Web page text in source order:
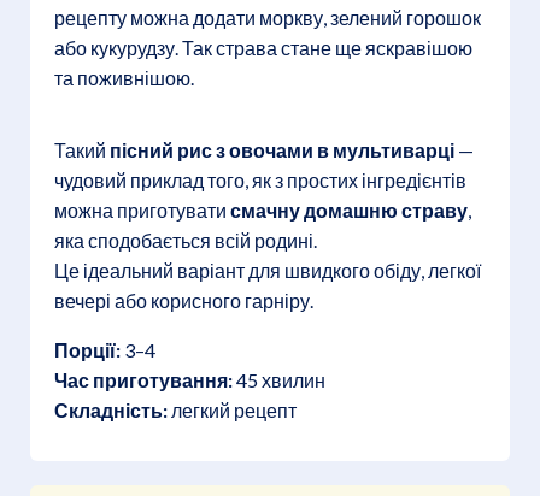
рецепту можна додати моркву, зелений горошок
або кукурудзу. Так страва стане ще яскравішою
та поживнішою.
Такий пісний рис з овочами в мультиварці —
чудовий приклад того, як з простих інгредієнтів
можна приготувати смачну домашню страву
яка сподобається всій родині.
Це ідеальний варіант для швидкого обіду, легкої
вечері або корисного гарніру.
Порції: 3–4
Час приготування:45 хвилин
Складність: легкий рецепт